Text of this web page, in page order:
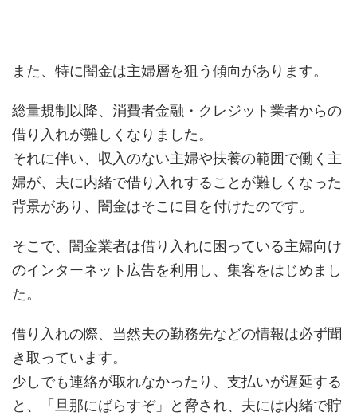
また、特に闇金は主婦層を狙う傾向があります。
総量規制以降、消費者金融・クレジット業者からの
借り入れが難しくなりました。
それに伴い、収入のない主婦や扶養の範囲で働く主
婦が、夫に内緒で借り入れすることが難しくなった
背景があり、闇金はそこに目を付けたのです。
そこで、闇金業者は借り入れに困っている主婦向け
のインターネット広告を利用し、集客をはじめまし
た。
借り入れの際、当然夫の勤務先などの情報は必ず聞
き取っています。
少しでも連絡が取れなかったり、支払いが遅延する
と、「旦那にばらすぞ」と脅され、夫には内緒で貯